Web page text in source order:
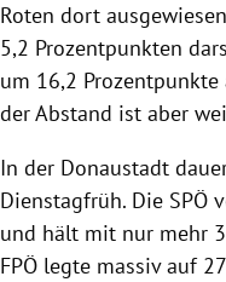
Roten dort
5,2 Prozentpunkten
um 16,2
der Abstand ist aber
In der Donaustadt
Dienstagfrüh. Die SPÖ
und hält mit nur mehr
FPÖ legte massiv auf